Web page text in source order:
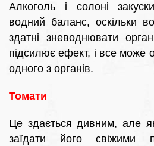
Алкоголь і солоні
водний баланс, оскільки
здатні зневоднювати
підсилює ефект, і все може
одного з органів.
Томати
Це здається дивним, але
заїдати його свіжими